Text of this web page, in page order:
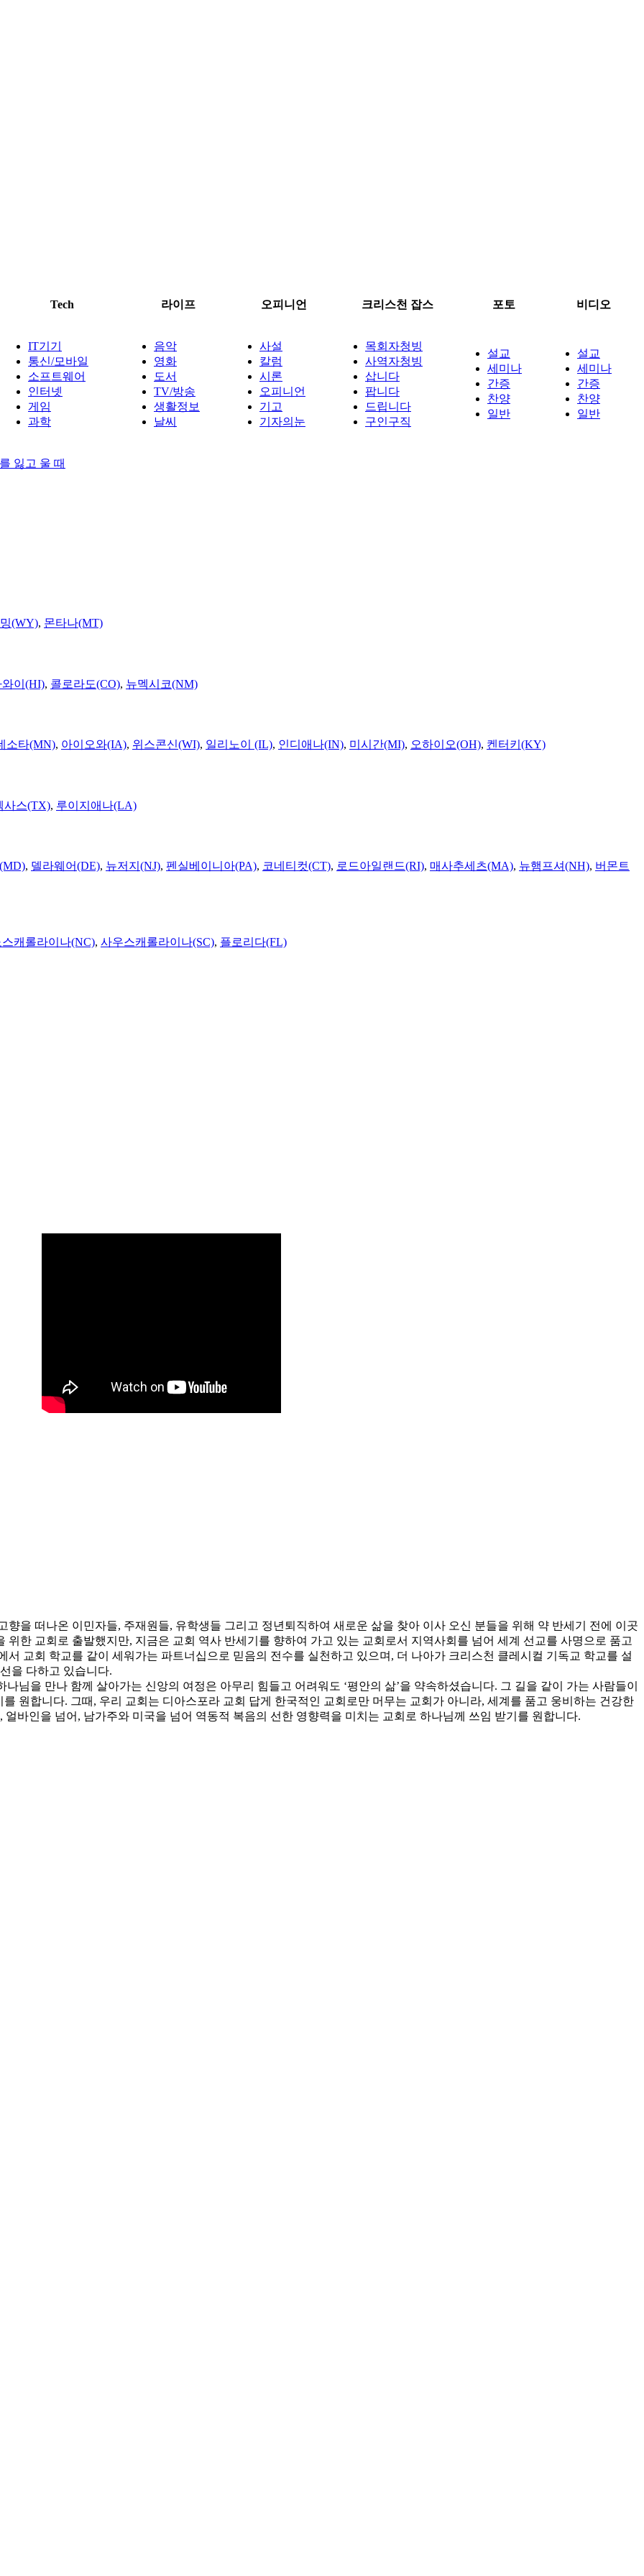
Tech 라이프 오피니언 크리스천 잡스 포토 비디오
IT기기
통신/모바일
소프트웨어
인터넷
게임
과학
음악
영화
도서
TV/방송
생활정보
날씨
사설
칼럼
시론
오피니언
기고
기자의눈
목회자청빙
사역자청빙
삽니다
팝니다
드립니다
구인구직
설교
세미나
간증
찬양
일반
설교
세미나
간증
찬양
일반
잃고 울 때
(WY), 몬타나(MT)
와이(HI), 콜로라도(CO), 뉴멕시코(NM)
소타(MN), 아이오와(IA), 위스콘신(WI), 일리노이 (IL), 인디애나(IN), 미시간(MI), 오하이오(OH), 켄터키(KY)
사스(TX), 루이지애나(LA)
, 델라웨어(DE), 뉴저지(NJ), 펜실베이니아(PA), 코네티컷(CT), 로드아일랜드(RI), 매사추세츠(MA), 뉴햄프셔(NH), 버몬트
스캐롤라이나(NC), 사우스캐롤라이나(SC), 플로리다(FL)
을 떠나온 이민자들, 주재원들, 유학생들 그리고 정년퇴직하여 새로운 삶을 찾아 이사 오신 분들을 위해 약 반세기 전에 이곳
한 교회로 출발했지만, 지금은 교회 역사 반세기를 향하여 가고 있는 교회로서 지역사회를 넘어 세계 선교를 사명으로 품고
교회 학교를 같이 세워가는 파트너십으로 믿음의 전수를 실천하고 있으며, 더 나아가 크리스천 클레시컬 기독교 학교를 설
을 다하고 있습니다.
님을 만나 함께 살아가는 신앙의 여정은 아무리 힘들고 어려워도 ‘평안의 삶’을 약속하셨습니다. 그 길을 같이 가는 사람들이
원합니다. 그때, 우리 교회는 디아스포라 교회 답게 한국적인 교회로만 머무는 교회가 아니라, 세계를 품고 웅비하는 건강한
바인을 넘어, 남가주와 미국을 넘어 역동적 복음의 선한 영향력을 미치는 교회로 하나님께 쓰임 받기를 원합니다.